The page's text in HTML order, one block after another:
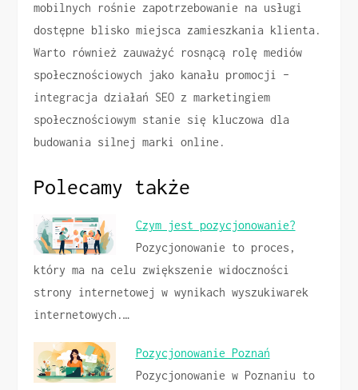
mobilnych rośnie zapotrzebowanie na usługi
dostępne blisko miejsca zamieszkania klienta.
Warto również zauważyć rosnącą rolę mediów
społecznościowych jako kanału promocji –
integracja działań SEO z marketingiem
społecznościowym stanie się kluczowa dla
budowania silnej marki online.
Polecamy także
Czym jest pozycjonowanie?
Pozycjonowanie to proces,
który ma na celu zwiększenie widoczności
strony internetowej w wynikach wyszukiwarek
internetowych.…
Pozycjonowanie Poznań
Pozycjonowanie w Poznaniu to